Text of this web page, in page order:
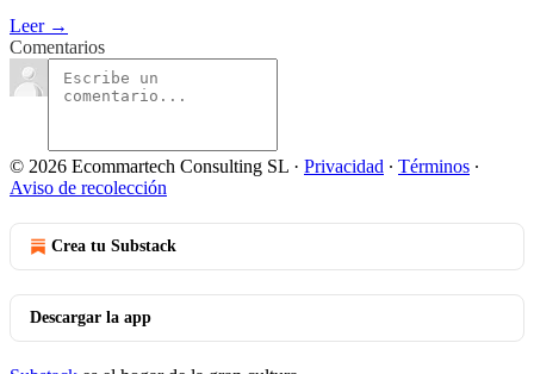
Leer →
Comentarios
© 2026 Ecommartech Consulting SL · Privacidad ∙ Términos ∙
Aviso de recolección
Crea tu Substack
Descargar la app